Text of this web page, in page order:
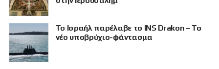
Το Ισραήλ παρέλαβε το INS Drakon – Το
νέο υποβρύχιο-φάντασμα